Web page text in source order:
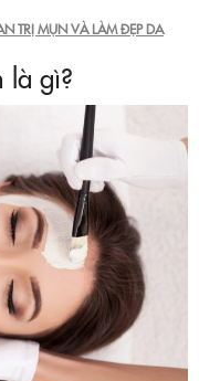
TRỊ MỤN VÀ LÀM ĐẸP DA
là gì?